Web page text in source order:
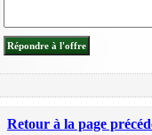
Retour à la page